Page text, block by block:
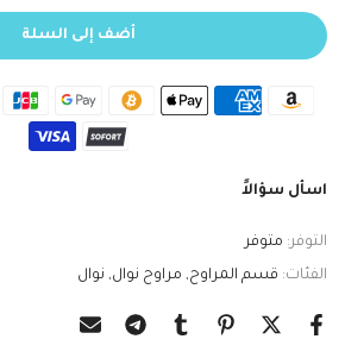
أضف إلى السلة
اسأل سؤالاً
التوفر: متوفر
الفئات: قسم المراوح مراوح نوال نوال